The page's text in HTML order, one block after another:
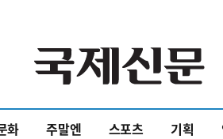
화 주말엔 스포츠 기획